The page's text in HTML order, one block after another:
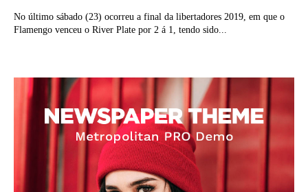
No último sábado (23) ocorreu a final da libertadores 2019, em que o
Flamengo venceu o River Plate por 2 á 1, tendo sido...